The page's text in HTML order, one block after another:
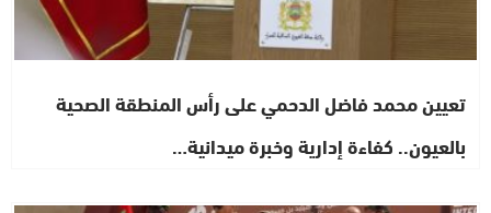
تعيين محمد فاضل الدحمي على رأس المنطقة الصحية
بالعيون.. كفاءة إدارية وخبرة ميدانية…